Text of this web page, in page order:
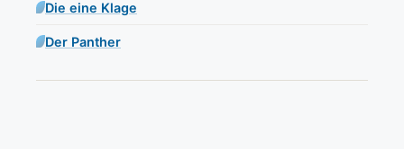
Die eine Klage
Der Panther